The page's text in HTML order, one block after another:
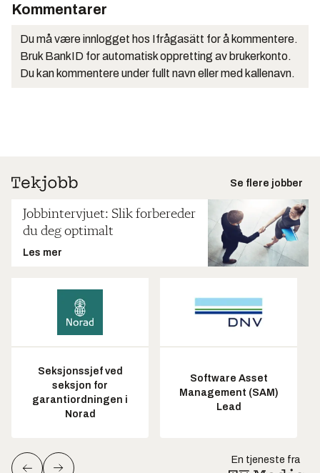
Kommentarer
Du må være innlogget hos Ifrågasätt for å kommentere.
Bruk BankID for automatisk oppretting av brukerkonto.
Du kan kommentere under fullt navn eller med kallenavn.
Se flere jobber
Jobbintervjuet: Slik forbereder
du deg optimalt
Les mer
Seksjonssjef ved
seksjon for
garantiordningen i
Norad
Software Asset
Management (SAM)
Lead
En tjeneste fra